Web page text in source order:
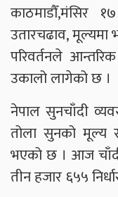
काठमाडौँ,मंसिर
उतारचढाव, मूल्यमा
परिवर्तनले
उकालो लागेको छ ।
नेपाल सुनचाँदी
तोला सुनको
भएको छ । आज
तीन हजार ६५५